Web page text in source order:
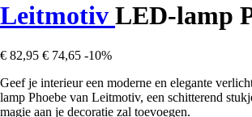
Leitmotiv LED-lamp
€ 82,95 € 74,65 -10%
Geef je interieur een moderne en elegante
lamp Phoebe van Leitmotiv, een schitterend
magie aan je decoratie zal toevoegen.